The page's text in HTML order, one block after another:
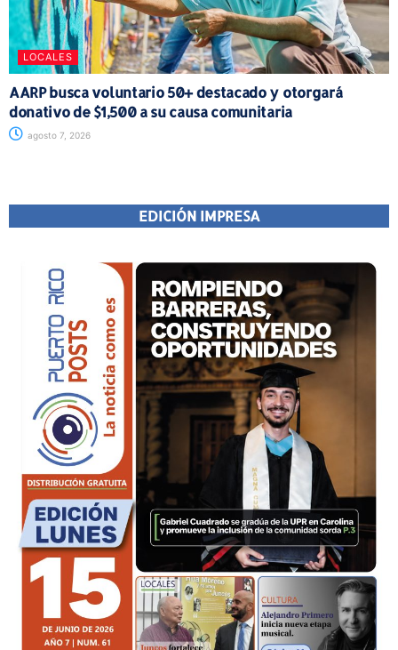
LOCALES
AARP busca voluntario 50+ destacado y otorgará
donativo de $1,500 a su causa comunitaria
agosto 7, 2026
EDICIÓN IMPRESA